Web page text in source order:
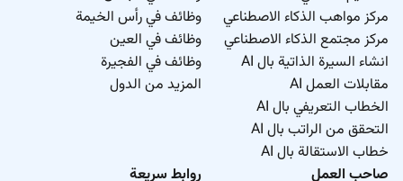
مركز مواهب الذكاء الاصطناعي
مركز مجتمع الذكاء الاصطناعي
انشاء السيرة الذاتية بال AI
مقابلات العمل AI
الخطاب التعريفي بال AI
التحقق من الراتب بال AI
خطاب الاستقالة بال AI
وظائف في رأس الخيمة
وظائف في العين
وظائف في الفجيرة
المزيد من الدول
صاحب العمل روابط سريعة